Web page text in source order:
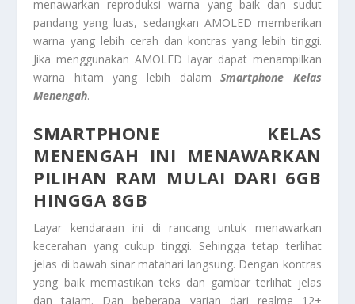
menawarkan reproduksi warna yang baik dan sudut
pandang yang luas, sedangkan AMOLED memberikan
warna yang lebih cerah dan kontras yang lebih tinggi.
Jika menggunakan AMOLED layar dapat menampilkan
warna hitam yang lebih dalam Smartphone Kelas
Menengah.
SMARTPHONE KELAS
MENENGAH INI MENAWARKAN
PILIHAN RAM MULAI DARI 6GB
HINGGA 8GB
Layar kendaraan ini di rancang untuk menawarkan
kecerahan yang cukup tinggi. Sehingga tetap terlihat
jelas di bawah sinar matahari langsung. Dengan kontras
yang baik memastikan teks dan gambar terlihat jelas
dan tajam. Dan beberapa varian dari realme 12+